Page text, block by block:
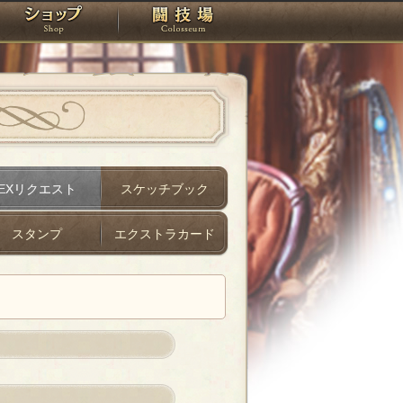
タジオ ショップ 闘技場
リクエスト スケッチブック
スタンプ エクストラカード